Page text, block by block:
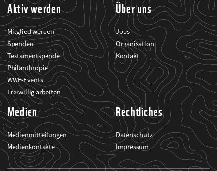
Aktiv werden
Mitglied werden
Spenden
Testamentspende
Philanthropie
WWF-Events
Freiwillig arbeiten
Über uns
Jobs
Organisation
Kontakt
Medien
Medienmitteilungen
Medienkontakte
Rechtliches
Datenschutz
Impressum